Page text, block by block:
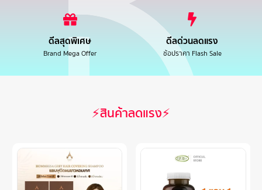
ดีลสุดพิเศษ
Brand Mega Offer
ดีลด่วนลดแรง
ช้อปราคา Flash Sale
⚡สินค้าลดแรง⚡